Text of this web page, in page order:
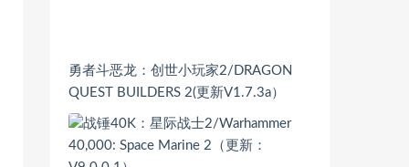
勇者斗恶龙：创世小玩家2/DRAGON
QUEST BUILDERS 2(更新V1.7.3a）